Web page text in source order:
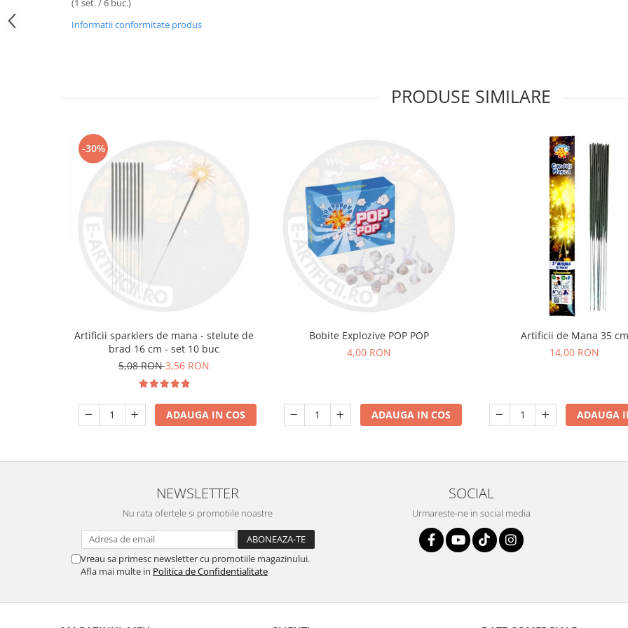
(1 set. / 6 buc.)
Informatii conformitate produs
PRODUSE SIMILARE
-30%
Artificii sparklers de mana - stelute de
brad 16 cm - set 10 buc
5,08 RON3,56 RON
ADAUGA IN COS
Bobite Explozive POP POP
4,00 RON
ADAUGA IN COS
Artificii de Mana 35 cm
14,00 RON
ADAUGA
NEWSLETTER
Nu rata ofertele si promotiile noastre
Vreau sa primesc newsletter cu promotiile magazinului.
Afla mai multe in Politica de Confidentialitate
SOCIAL
Urmareste-ne in social media